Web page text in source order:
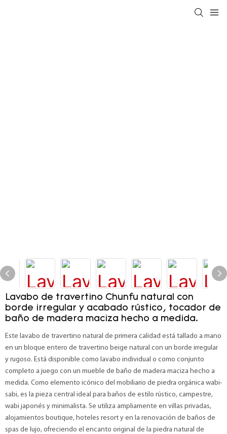
Lavabo de travertino Chunfu natural con
borde irregular y acabado rústico, tocador de
baño de madera maciza hecho a medida.
Este lavabo de travertino natural de primera calidad está tallado a mano
en un bloque entero de travertino beige natural con un borde irregular
y rugoso. Está disponible como lavabo individual o como conjunto
completo a juego con un mueble de baño de madera maciza hecho a
medida. Como elemento icónico del mobiliario de piedra orgánica wabi-
sabi, es la pieza central ideal para baños de estilo rústico, campestre,
wabi japonés y minimalista. Se utiliza ampliamente en villas privadas,
alojamientos boutique, hoteles resort y en la renovación de baños de
spas de lujo, ofreciendo el encanto original de la piedra natural de